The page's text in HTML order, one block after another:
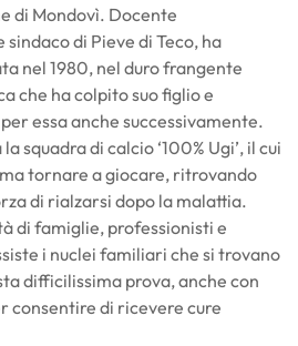
di Mondovì. Docente
di Pieve di Teco, ha
nel 1980, nel duro frangente
che ha colpito suo figlio e
essa anche successivamente.
squadra di calcio ‘100% Ugi’, il cui
tornare a giocare, ritrovando
di rialzarsi dopo la malattia.
di famiglie, professionisti e
i nuclei familiari che si trovano
difficilissima prova, anche con
consentire di ricevere cure